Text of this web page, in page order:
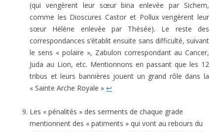
(qui vengèrent leur sœur bina enlevée par Sichem,
comme les Dioscures Castor et Pollux vengèrent leur
sœur Hélène enlevée par Thésée). Le reste des
correspondances s’établit ensuite sans difficulté, suivant
le sens « polaire », Zabulon correspondant au Cancer,
Juda au Lion, etc. Mentionnons en passant que les 12
tribus et leurs bannières jouent un grand rôle dans la
« Sainte Arche Royale » ↩
Les « pénalités » des serments de chaque grade
mentionnent des « patiments » qui vont au rebours du